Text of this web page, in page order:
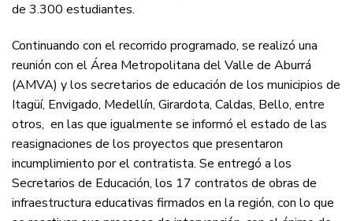
de 3.300 estudiantes.
Continuando con el recorrido programado, se realizó una
reunión con el Área Metropolitana del Valle de Aburrá
(AMVA) y los secretarios de educación de los municipios de
Itagüí, Envigado, Medellín, Girardota, Caldas, Bello, entre
otros, en las que igualmente se informó el estado de las
reasignaciones de los proyectos que presentaron
incumplimiento por el contratista. Se entregó a los
Secretarios de Educación, los 17 contratos de obras de
infraestructura educativas firmados en la región, con lo que